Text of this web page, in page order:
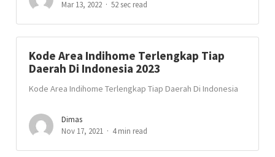
Mar 13, 2022
52 sec read
Kode Area Indihome Terlengkap Tiap
Daerah Di Indonesia 2023
Kode Area Indihome Terlengkap Tiap Daerah Di Indonesia
Dimas
Nov 17, 2021
4 min read